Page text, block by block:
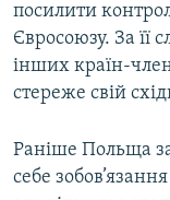
посилити
Євросоюзу. За її
інших країн-
стереже свій
Раніше Польща
себе